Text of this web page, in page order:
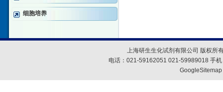
细胞培养
上海研生生化试剂有限公司 版权所
电话：021-59162051 021-59989018 手
GoogleSitemap